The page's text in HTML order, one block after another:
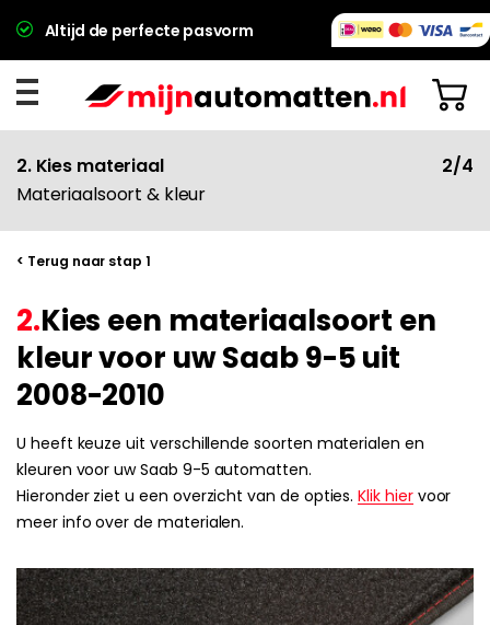
Altijd de perfecte pasvorm
2. Kies materiaal
Materiaalsoort & kleur
2/4
< Terug naar stap 1
2.Kies een materiaalsoort en
kleur voor uw Saab 9-5 uit
2008-2010
U heeft keuze uit verschillende soorten materialen en
kleuren voor uw Saab 9-5 automatten.
Hieronder ziet u een overzicht van de opties.Klik hiervoor
meer info over de materialen.